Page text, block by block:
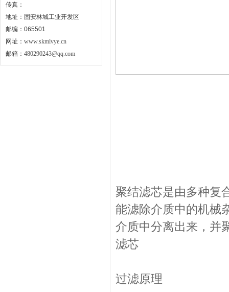
传真：
地址：固安林城工业开发区
邮编：065501
网址： www.skmlvye.cn
邮箱： 480290243@qq.com
聚结滤芯是由多种复
能滤除介质中的机械
介质中分离出来，并
滤芯
过滤原理